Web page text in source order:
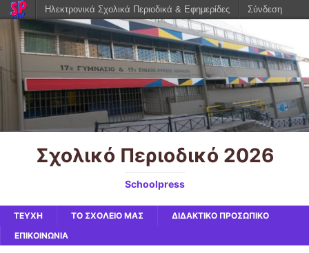
Σχολικό Περιοδικό 2026
Schoolpress
ΤΕΥΧΗ ΤΟ ΣΧΟΛΕΙΟ ΜΑΣ
ΔΙΔΑΚΤΙΚΟ ΠΡΟΣΩΠΙΚΟ
ΕΠΙΚΟΙΝΩΝΙΑ
Ηλεκτρονικά Σχολικά Περιοδικά & Εφημερίδες Σύνδεση